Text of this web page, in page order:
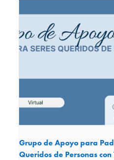
Grupo de Apoyo para
Queridos de Personas con